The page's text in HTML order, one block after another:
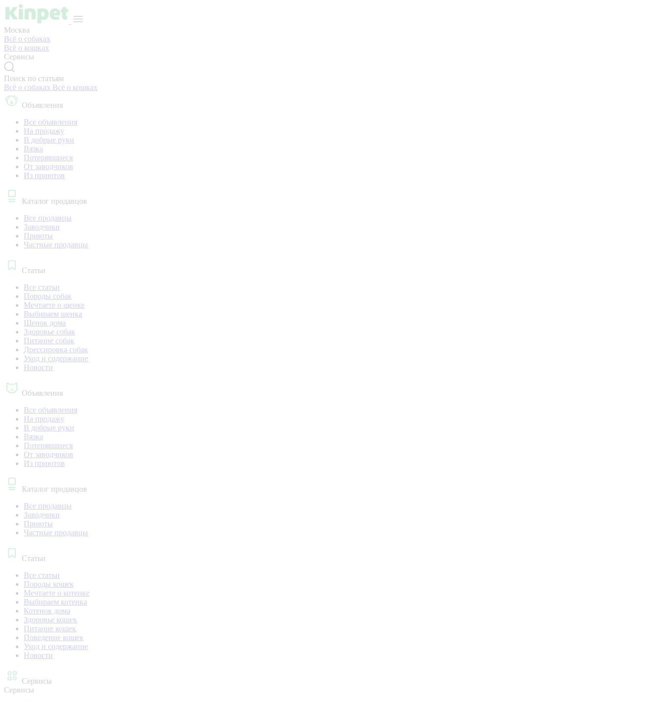
Москва
Всё о собаках
Всё о кошках
Сервисы
Поиск по статьям
Всё о собаках Всё о кошках
Объявления
Все объявления
На продажу
В добрые руки
Вязка
Потерявшиеся
От заводчиков
Из приютов
Каталог продавцов
Все продавцы
Заводчики
Приюты
Частные продавцы
Статьи
Все статьи
Породы собак
Мечтаете о щенке
Выбираем щенка
Щенок дома
Здоровье собак
Питание собак
Дрессировка собак
Уход и содержание
Новости
Объявления
Все объявления
На продажу
В добрые руки
Вязка
Потерявшиеся
От заводчиков
Из приютов
Каталог продавцов
Все продавцы
Заводчики
Приюты
Частные продавцы
Статьи
Все статьи
Породы кошек
Мечтаете о котенке
Выбираем котенка
Котенок дома
Здоровье кошек
Питание кошек
Поведение кошек
Уход и содержание
Новости
Сервисы
Сервисы